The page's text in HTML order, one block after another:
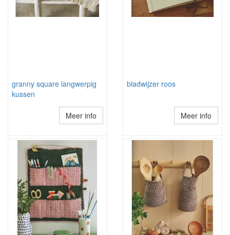
granny square langwerpig
kussen
Meer info
bladwijzer roos
Meer info